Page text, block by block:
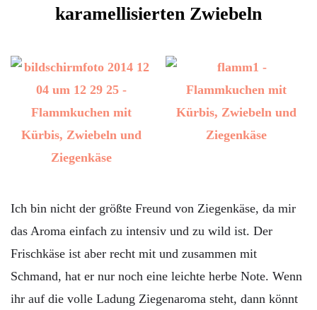
karamellisierten Zwiebeln
Ich bin nicht der größte Freund von Ziegenkäse, da mir
das Aroma einfach zu intensiv und zu wild ist. Der
Frischkäse ist aber recht mit und zusammen mit
Schmand, hat er nur noch eine leichte herbe Note. Wenn
ihr auf die volle Ladung Ziegenaroma steht, dann könnt